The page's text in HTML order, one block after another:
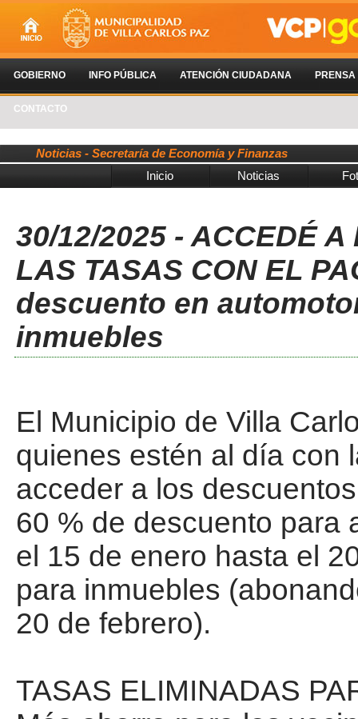
GOBIERNO INFO PÚBLICA ATENCIÓN CIUDADANA PRENSA
CONTACTO
Noticias - Secretaría de Economía y Finanzas
Inicio
Noticias
30/12/2025 - ACCEDÉ
LAS TASAS CON EL
descuento en
inmuebles
El Municipio de Villa
quienes estén al día con
acceder a los
60 % de descuento para
el 15 de enero hasta el
para inmuebles
20 de febrero).
TASAS ELIMINADAS